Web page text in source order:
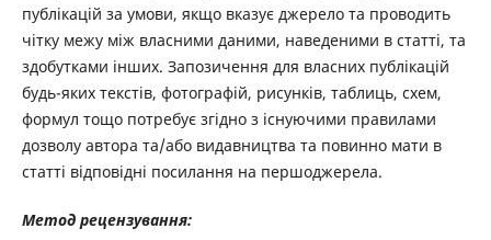
публікацій за умови, якщо вказує джерело та проводить
чітку межу між власними даними, наведеними в статті, та
здобутками інших. Запозичення для власних публікацій
будь-яких текстів, фотографій, рисунків, таблиць, схем,
формул тощо потребує згідно з існуючими правилами
дозволу автора та/або видавництва та повинно мати в
статті відповідні посилання на першоджерела.
Метод рецензування: